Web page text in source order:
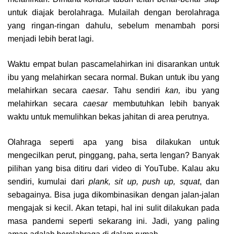
untuk diajak berolahraga. Mulailah dengan berolahraga
yang ringan-ringan dahulu, sebelum menambah porsi
menjadi lebih berat lagi.
Waktu empat bulan pascamelahirkan ini disarankan untuk
ibu yang melahirkan secara normal. Bukan untuk ibu yang
melahirkan secara caesar. Tahu sendirikan, ibu yang
melahirkan secara caesar membutuhkan lebih banyak
waktu untuk memulihkan bekas jahitan di area perutnya.
Olahraga seperti apa yang bisa dilakukan untuk
mengecilkan perut, pinggang, paha, serta lengan? Banyak
pilihan yang bisa ditiru dari video di YouTube. Kalau aku
sendiri, kumulai dari plank, sit up, push up, squat, dan
sebagainya. Bisa juga dikombinasikan dengan jalan-jalan
mengajak si kecil. Akan tetapi, hal ini sulit dilakukan pada
masa pandemi seperti sekarang ini. Jadi, yang paling